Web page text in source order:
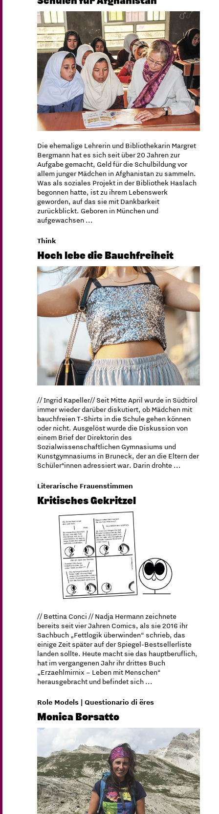
Die ehemalige Lehrerin und Bibliothekarin Margret
Bergmann hat es sich seit über 20 Jahren zur
Aufgabe gemacht, Geld für die Schulbildung vor
allem junger Mädchen in Afghanistan zu sammeln.
Was als soziales Projekt in der Bibliothek Haslach
begonnen hatte, ist zu ihrem Lebenswerk
geworden, auf das sie mit Dankbarkeit
zurückblickt. Geboren in München und
aufgewachsen ...
Think
Hoch lebe die Bauchfreiheit
// Ingrid Kapeller// Seit Mitte April wurde in Südtirol
immer wieder darüber diskutiert, ob Mädchen mit
bauchfreien T-Shirts in die Schule gehen können
oder nicht. Ausgelöst wurde die Diskussion von
einem Brief der Direktorin des
Sozialwissenschaftlichen Gymnasiums und
Kunstgymnasiums in Bruneck, der an die Eltern der
Schüler*innen adressiert war. Darin drohte ...
Literarische Frauenstimmen
Kritisches Gekritzel
// Bettina Conci // Nadja Hermann zeichnete
bereits seit vier Jahren Comics, als sie 2016 ihr
Sachbuch „Fettlogik überwinden“ schrieb, das
einige Zeit später auf der Spiegel-Bestsellerliste
landen sollte. Heute macht sie das hauptberuflich,
hat im vergangenen Jahr ihr drittes Buch
„Erzaehlmirnix – Leben mit Menschen“
herausgebracht und befindet sich ...
Role Models | Questionario di ëres
Monica Borsatto